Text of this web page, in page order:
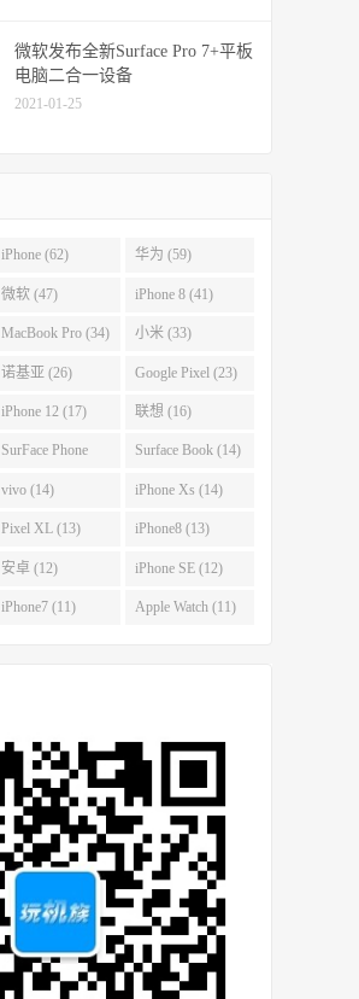
微软发布全新Surface Pro 7+平板
电脑二合一设备
2021-01-25
iPhone (62) 华为 (59)
微软 (47) iPhone 8 (41)
MacBook Pro (34) 小米 (33)
诺基亚 (26) Google Pixel (23)
iPhone 12 (17) 联想 (16)
SurFace Phone
(14)
Surface Book (14)
vivo (14) iPhone Xs (14)
Pixel XL (13) iPhone8 (13)
安卓 (12) iPhone SE (12)
iPhone7 (11) Apple Watch (11)